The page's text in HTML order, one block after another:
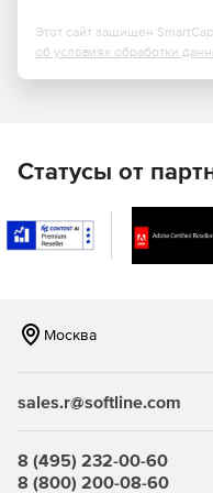
Взаимодействие с
не только с
процессе общения
Эффективные
имеет право
к встрече или
Гибридная
Этот сайт защищен
об условиях обработки
Статусы от
Москва
sales.r@softline.com
8 (495) 232-00-60
8 (800) 200-08-60